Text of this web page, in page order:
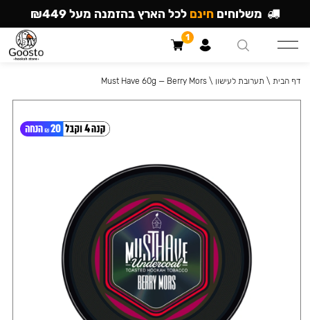
דף הבית \ תערובת לעישון \
Must Have 60g — Berry Mors
משלוחים חינם לכל הארץ בהזמנה מעל ₪449
1